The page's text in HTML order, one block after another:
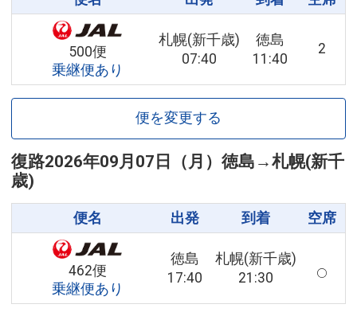
500便
乗継便あり
札幌(新千歳)
07:40
徳島
11:40
2
便を変更する
復路2026年09月07日（月） 徳島 →札幌(新千
歳)
便名 出発 到着 空席
462便
乗継便あり
徳島
17:40
札幌(新千歳)
21:30